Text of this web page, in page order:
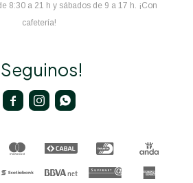
8:30 a 21 h y sábados de 9 a 17 h. ¡Con
cafetería!
  